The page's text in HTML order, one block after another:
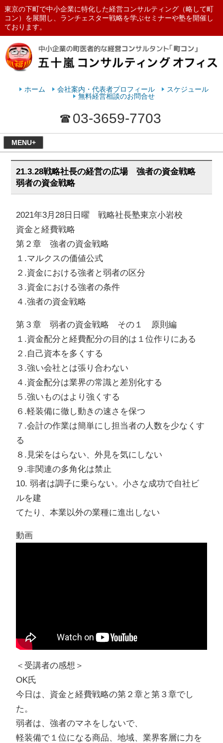
東京の下町で中小企業に特化した経営コンサルティング（略して町
コン）を展開し、ランチェスター戦略を学ぶセミナーや塾を開催し
ております。
ランチェスターの法則を学ぶなら
ホーム 会社案内・代表者プロフィール
スケジュール
無料経営相談のお問合せ
03-3659-7703
MENU+
21.3.28戦略社長の経営の広場 強者の資金戦略
弱者の資金戦略
2021年3月28日日曜 戦略社長塾東京小岩校
資金と経費戦略
第２章 強者の資金戦略
１.マルクスの価値公式
２.資金における強者と弱者の区分
３.資金における強者の条件
４.強者の資金戦略
第３章 弱者の資金戦略 その１ 原則編
１.資金配分と経費配分の目的は１位作りにある
２.自己資本を多くする
３.強い会社とは張り合わない
４.資金配分は業界の常識と差別化する
５.強いものはより強くする
６.軽装備に徹し動きの速さを保つ
７.会計の作業は簡単にし担当者の人数を少なくす
る
８.見栄をはらない、外見を気にしない
９.非関連の多角化は禁止
10. 弱者は調子に乗らない。小さな成功で自社ビ
ルを建
てたり、本業以外の業種に進出しない
動画
＜受講者の感想＞
OK氏
今日は、資金と経費戦略の第２章と第３章でし
た。
弱者は、強者のマネをしないで、
軽装備で１位になる商品、地域、業界客層に力を